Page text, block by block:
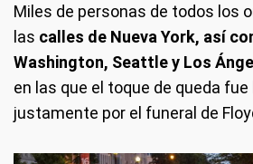
Miles de personas de todos los
las calles de Nueva York, así
Washington, Seattle y Los
en las que el toque de queda
justamente por el funeral de